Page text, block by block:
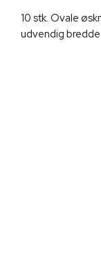
10 stk. Ovale
udvendig